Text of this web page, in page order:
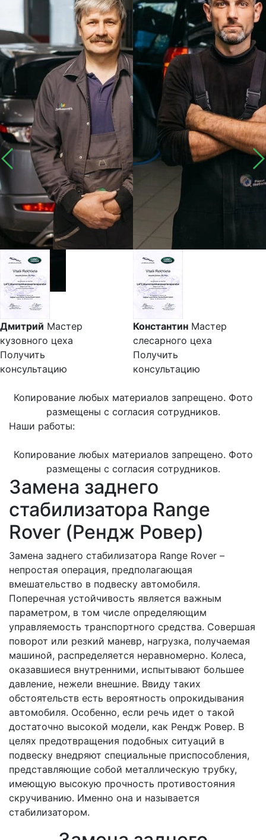
Дмитрий Мастер
кузовного цеха
Получить
консультацию
Константин Мастер
слесарного цеха
Получить
консультацию
Копирование любых материалов запрещено. Фото
размещены с согласия сотрудников.
Наши работы:
Копирование любых материалов запрещено. Фото
размещены с согласия сотрудников.
Замена заднего
стабилизатора Range
Rover (Рендж Ровер)
Замена заднего стабилизатора Range Rover –
непростая операция, предполагающая
вмешательство в подвеску автомобиля.
Поперечная устойчивость является важным
параметром, в том числе определяющим
управляемость транспортного средства. Совершая
поворот или резкий маневр, нагрузка, получаемая
машиной, распределяется неравномерно. Колеса,
оказавшиеся внутренними, испытывают большее
давление, нежели внешние. Ввиду таких
обстоятельств есть вероятность опрокидывания
автомобиля. Особенно, если речь идет о такой
достаточно высокой модели, как Рендж Ровер. В
целях предотвращения подобных ситуаций в
подвеску внедряют специальные приспособления,
представляющие собой металлическую трубку,
имеющую высокую прочность противостояния
скручиванию. Именно она и называется
стабилизатором.